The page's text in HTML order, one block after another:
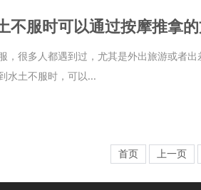
不服时可以通过按摩推拿
，很多人都遇到过，尤其是外出旅游或者
水土不服时，可以...
首页 上一页